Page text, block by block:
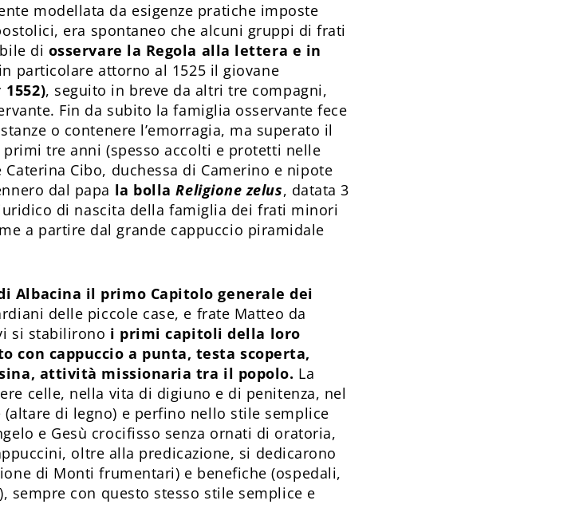
modellata da esigenze pratiche imposte
era spontaneo che alcuni gruppi di frati
di osservare la Regola alla lettera e in
particolare attorno al 1525 il giovane
, seguito in breve da altri tre compagni,
Fin da subito la famiglia osservante fece
o contenere l’emorragia, ma superato il
tre anni (spesso accolti e protetti nelle
Cibo, duchessa di Camerino e nipote
dal papa la bollaReligione zelus, datata 3
di nascita della famiglia dei frati minori
a partire dal grande cappuccio piramidale
Albacina il primo Capitolo generale dei
delle piccole case, e frate Matteo da
si stabilirono i primi capitoli della loro
con cappuccio a punta, testa scoperta,
attività missionaria tra il popolo. La
celle, nella vita di digiuno e di penitenza, nel
di legno) e perfino nello stile semplice
e Gesù crocifisso senza ornati di oratoria,
oltre alla predicazione, si dedicarono
di Monti frumentari) e benefiche (ospedali,
sempre con questo stesso stile semplice e